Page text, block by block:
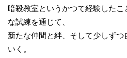
暗殺教室というかつて経験したこ
な試練を通じて、
新たな仲間と絆、そして少しず
いく。